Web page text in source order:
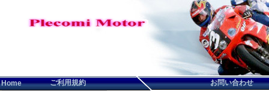
Home ご利用規約 お問い合わせ